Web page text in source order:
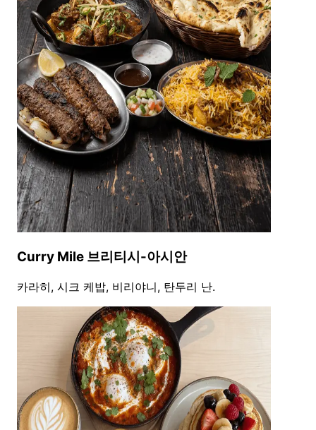
Curry Mile 브리티시-아시안
카라히, 시크 케밥, 비리야니, 탄두리 난.